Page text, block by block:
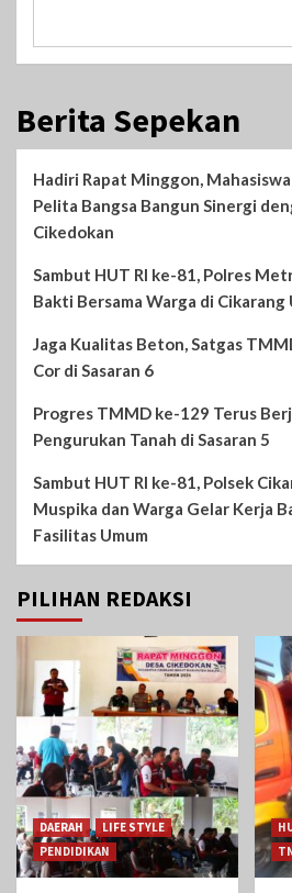
Berita Sepekan
Hadiri Rapat Minggon,
Pelita Bangsa Bangun Sinergi
Cikedokan
Sambut HUT RI ke-81, Polres
Bakti Bersama Warga di Cikarang
Jaga Kualitas Beton, Satgas
Cor di Sasaran 6
Progres TMMD ke-129 Terus
Pengurukan Tanah di Sasaran 5
Sambut HUT RI ke-81, Polsek
Muspika dan Warga Gelar Kerja
Fasilitas Umum
PILIHAN REDAKSI
DAERAH
LIFE STYLE
PENDIDIKAN